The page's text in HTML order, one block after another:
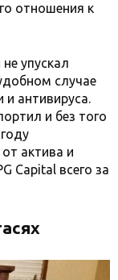
отношения к
упускал
случае
антивируса.
и без того
актива и
Capital всего за